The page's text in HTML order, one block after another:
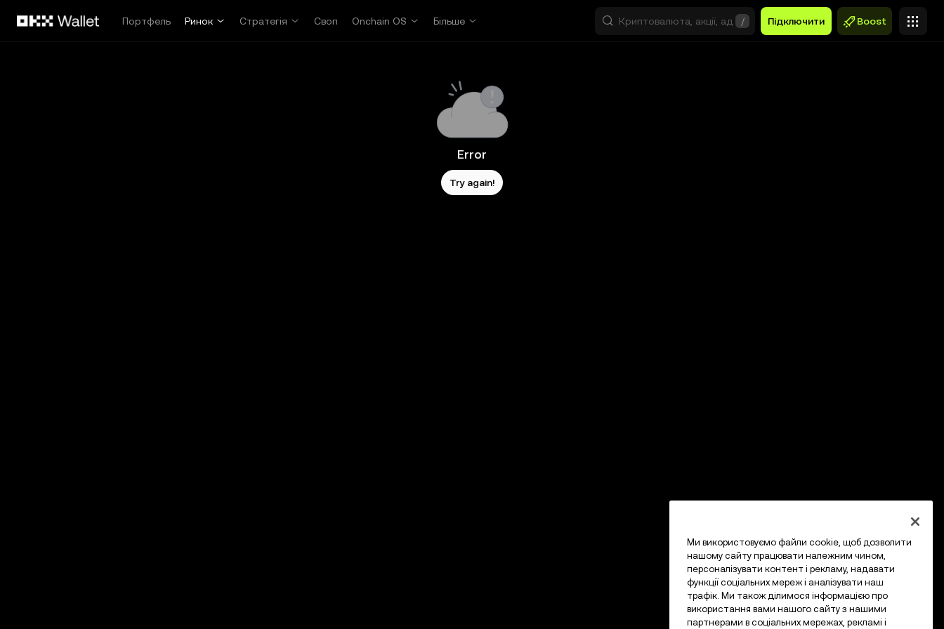
Портфель
Ринок Стратегія Своп Onchain OS Більше / Підключити Boost
Error
Try again!
Ми використовуємо файли cookie, щоб дозволити
нашому сайту працювати належним чином,
персоналізувати контент і рекламу, надавати
функції соціальних мереж і аналізувати наш
трафік. Ми також ділимося інформацією про
використання вами нашого сайту з нашими
партнерами в соціальних мережах, рекламі і